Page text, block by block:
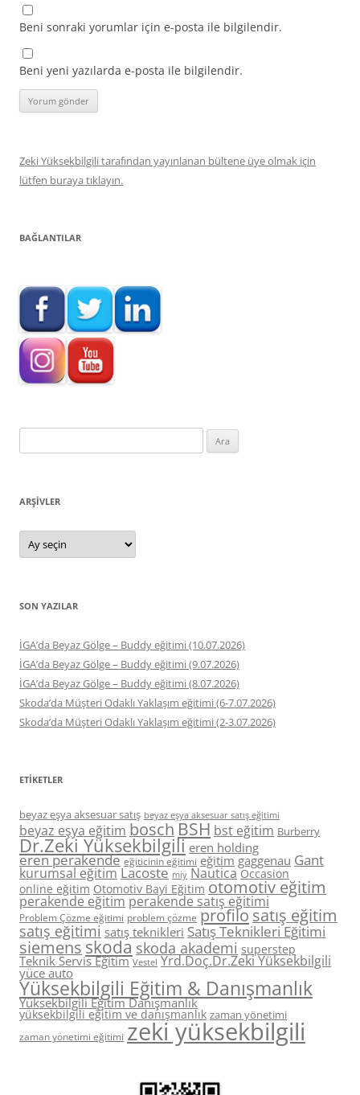
Beni sonraki yorumlar için e-posta ile bilgilendir.
Beni yeni yazılarda e-posta ile bilgilendir.
Zeki Yüksekbilgili tarafından yayınlanan bültene üye olmak için
lütfen buraya tıklayın.
BAĞLANTILAR
ARŞIVLER
Arşivler
SON YAZILAR
İGA’da Beyaz Gölge – Buddy eğitimi (10.07.2026)
İGA’da Beyaz Gölge – Buddy eğitimi (9.07.2026)
İGA’da Beyaz Gölge – Buddy eğitimi (8.07.2026)
Skoda’da Müşteri Odaklı Yaklaşım eğitimi (6-7.07.2026)
Skoda’da Müşteri Odaklı Yaklaşım eğitimi (2-3.07.2026)
ETIKETLER
beyaz eşya aksesuar satış beyaz eşya aksesuar satış eğitimi
beyaz eşya eğitim boschBSH bst eğitim Burberry
Dr.Zeki Yüksekbilgili eren holding
eren perakende eğiticinin eğitimi eğitim gaggenau Gant
kurumsal eğitim Lacoste miy Nautica Occasion
online eğitim Otomotiv Bayi Eğitim otomotiv eğitim
perakende eğitimperakende satış eğitimi
Problem Çözme eğitimi problem çözme profilosatış eğitim
satış eğitimi satış teknikleri Satış Teknikleri Eğitimi
siemens skoda skoda akademi superstep
Teknik Servis Eğitim Vestel Yrd.Doç.Dr.Zeki Yüksekbilgili
yüce auto
Yüksekbilgili Eğitim & Danışmanlık
Yüksekbilgili Eğitim Danışmanlık
yüksekbilgili eğitim ve danışmanlık zaman yönetimi
zaman yönetimi eğitimi zeki yüksekbilgili